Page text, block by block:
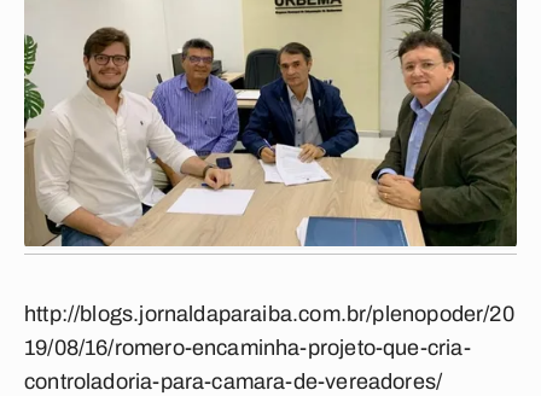
http://blogs.jornaldaparaiba.com.br/plenopoder/20
19/08/16/romero-encaminha-projeto-que-cria-
controladoria-para-camara-de-vereadores/